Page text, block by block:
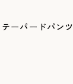
ーパードパンツ